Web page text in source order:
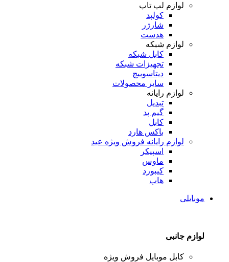
لوازم لپ تاپ
کولپد
شارژر
هدست
لوازم شبکه
کابل شبکه
تجهیزات شبکه
دیتاسوییچ
سایر محصولات
لوازم رایانه
تبدیل
گیم پد
کابل
باکس هارد
لوازم رایانه فروش ویژه عید
اسپیکر
ماوس
کیبورد
هاب
موبایلی
لوازم جانبی
کابل موبایل فروش ویژه